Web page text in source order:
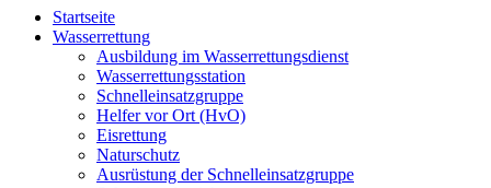
Startseite
Wasserrettung
Ausbildung im Wasserrettungsdienst
Wasserrettungsstation
Schnelleinsatzgruppe
Helfer vor Ort (HvO)
Eisrettung
Naturschutz
Ausrüstung der Schnelleinsatzgruppe